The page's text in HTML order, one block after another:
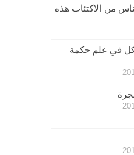
من الاكتئاب هذه
في علم حكمة